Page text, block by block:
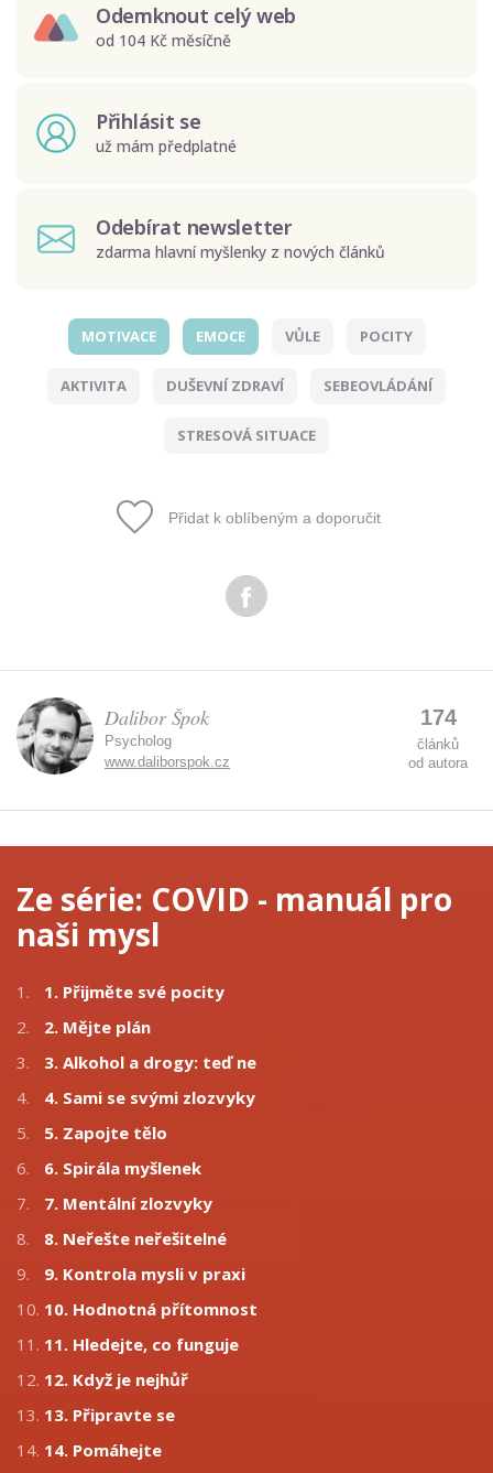
Odemknout celý web
od 104 Kč měsíčně
Přihlásit se
už mám předplatné
Odebírat newsletter
zdarma hlavní myšlenky z nových článků
Odeslat
MOTIVACE EMOCE VŮLE POCITY
AKTIVITA DUŠEVNÍ ZDRAVÍ SEBEOVLÁDÁNÍ
STRESOVÁ SITUACE
Přidat k oblíbeným a doporučit
Dalibor Špok
Psycholog
www.daliborspok.cz
174
článků
od autora
Ze série: COVID - manuál pro
naši mysl
1.
1. Přijměte své pocity
2.
2. Mějte plán
3.
3. Alkohol a drogy: teď ne
4.
4. Sami se svými zlozvyky
5.
5. Zapojte tělo
6.
6. Spirála myšlenek
7.
7. Mentální zlozvyky
8.
8. Neřešte neřešitelné
9.
9. Kontrola mysli v praxi
10. 10. Hodnotná přítomnost
11. 11. Hledejte, co funguje
12. 12. Když je nejhůř
13. 13. Připravte se
14. 14. Pomáhejte